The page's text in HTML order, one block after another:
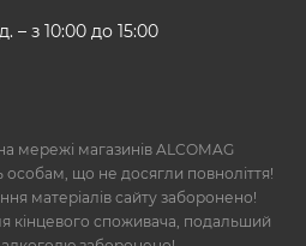
– з 10:00 до 15:00
мережі магазинів ALCOMAG
що не досягли повноліття!
матеріалів сайту заборонено!
кінцевого споживача, подальший